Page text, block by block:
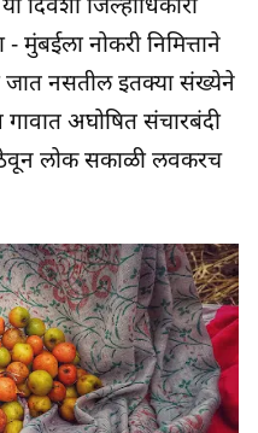
दिवशी जिल्हाधिकारी
मुंबईला नोकरी निमित्ताने
जात नसतील इतक्या संख्येने
अघोषित संचारबंदी
लोक सकाळी लवकरच